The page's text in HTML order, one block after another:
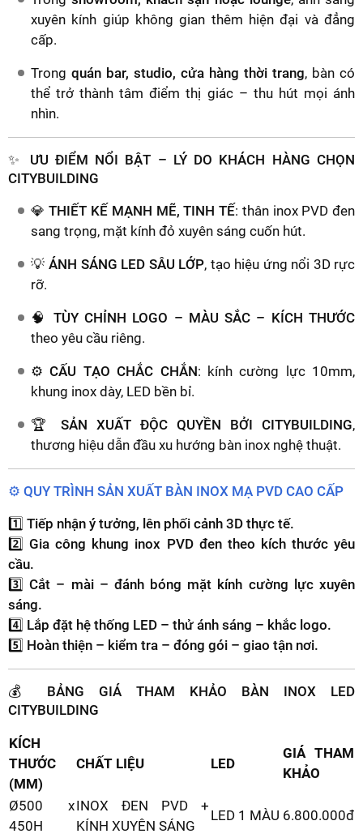
xuyên kính giúp không gian thêm hiện đại và đẳng
cấp.
Trong quán bar, studio, cửa hàng thời trang, bàn có
thể trở thành tâm điểm thị giác – thu hút mọi ánh
nhìn.
✨ ƯU ĐIỂM NỔI BẬT – LÝ DO KHÁCH HÀNG CHỌN
CITYBUILDING
💎THIẾT KẾ MẠNH MẼ, TINH TẾ: thân inox PVD đen
sang trọng, mặt kính đỏ xuyên sáng cuốn hút.
💡 ÁNH SÁNG LED SÂU LỚP, tạo hiệu ứng nổi 3D rực
rỡ.
🧠 TÙY CHỈNH LOGO – MÀU SẮC – KÍCH THƯỚC
theo yêu cầu riêng.
⚙️CẤU TẠO CHẮC CHẮN: kính cường lực 10mm,
khung inox dày, LED bền bỉ.
🏆 SẢN XUẤT ĐỘC QUYỀN BỞI CITYBUILDING,
thương hiệu dẫn đầu xu hướng bàn inox nghệ thuật.
⚙️ QUY TRÌNH SẢN XUẤT BÀN INOX MẠ PVD CAO CẤP
1️⃣ Tiếp nhận ý tưởng, lên phối cảnh 3D thực tế.
2️⃣Gia công khung inox PVD đen theo kích thước yêu
cầu.
3️⃣Cắt – mài – đánh bóng mặt kính cường lực xuyên
sáng.
4️⃣ Lắp đặt hệ thống LED – thử ánh sáng – khắc logo.
5️⃣ Hoàn thiện – kiểm tra – đóng gói – giao tận nơi.
💰 BẢNG GIÁ THAM KHẢO BÀN INOX LED
CITYBUILDING
KÍCH
THƯỚC
(MM)
CHẤT LIỆU LED
GIÁ THAM
KHẢO
Ø500 x
450H
INOX ĐEN PVD +
KÍNH XUYÊN SÁNG
LED 1 MÀU 6.800.000đ